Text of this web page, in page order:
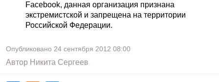
Facebook, данная организация признана
экстремистской и запрещена на территории
Российской Федерации.
Опубликовано 24 сентября 2012 08:00
Автор Никита Сергеев